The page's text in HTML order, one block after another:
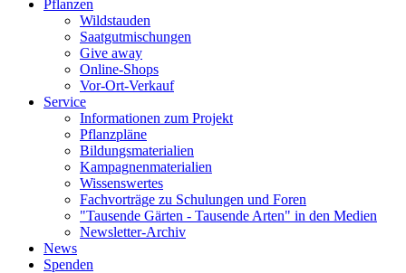
Pflanzen
Wildstauden
Saatgutmischungen
Give away
Online-Shops
Vor-Ort-Verkauf
Service
Informationen zum Projekt
Pflanzpläne
Bildungsmaterialien
Kampagnenmaterialien
Wissenswertes
Fachvorträge zu Schulungen und Foren
"Tausende Gärten - Tausende Arten" in den Medien
Newsletter-Archiv
News
Spenden